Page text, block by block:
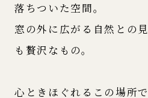
落ちついた空間。
窓の外に広がる自然との
も贅沢なもの。
心ときほぐれるこの場所で